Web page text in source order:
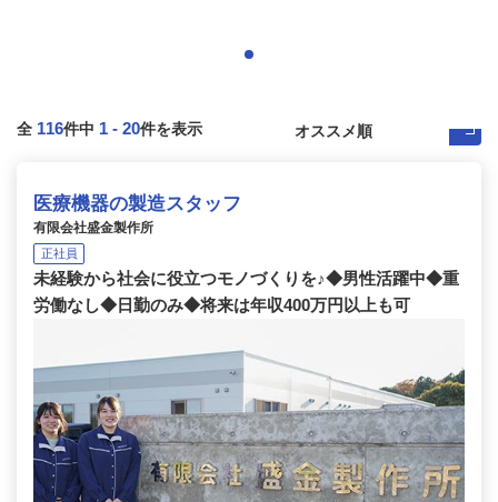
全 116件中 1 - 20件を表示
医療機器の製造スタッフ
有限会社盛金製作所
正社員
未経験から社会に役立つモノづくりを♪◆男性活躍中◆重
労働なし◆日勤のみ◆将来は年収400万円以上も可